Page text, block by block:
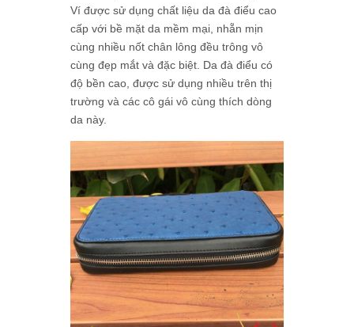
Ví được sử dụng chất liệu da đà điểu cao
cấp với bề mặt da mềm mại, nhẵn mịn
cùng nhiều nốt chân lông đều trông vô
cùng đẹp mắt và đặc biệt. Da đà điểu có
độ bền cao, được sử dụng nhiều trên thị
trường và các cô gái vô cùng thích dòng
da này.